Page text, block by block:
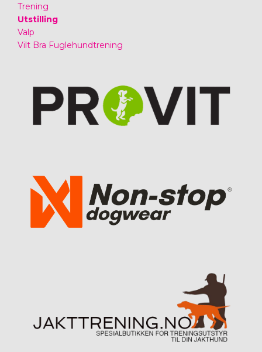
Trening
Utstilling
Valp
Vilt Bra Fuglehundtrening